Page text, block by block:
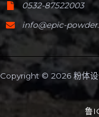
0532-87522003
info@epic-
Copyright © 2026 粉体
鲁